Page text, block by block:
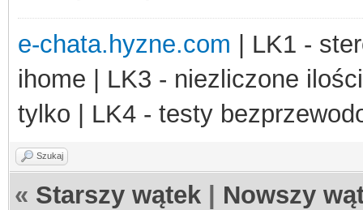
e-chata.hyzne.com | LK1 -
ihome | LK3 - niezliczone
tylko | LK4 - testy
Szukaj
« Starszy wątek Nowszy